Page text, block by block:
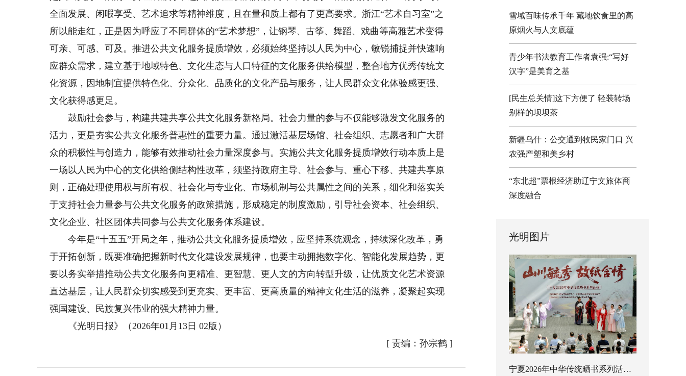
全面发展、闲暇享受、艺术追求等精神维度，且在量和质上都有了更高要求。浙江“艺术自习室”之
所以能走红，正是因为呼应了不同群体的“艺术梦想”，让钢琴、古筝、舞蹈、戏曲等高雅艺术变得
可亲、可感、可及。推进公共文化服务提质增效，必须始终坚持以人民为中心，敏锐捕捉并快速响
应群众需求，建立基于地域特色、文化生态与人口特征的文化服务供给模型，整合地方优秀传统文
化资源，因地制宜提供特色化、分众化、品质化的文化产品与服务，让人民群众文化体验感更强、
文化获得感更足。
鼓励社会参与，构建共建共享公共文化服务新格局。社会力量的参与不仅能够激发文化服务的
活力，更是夯实公共文化服务普惠性的重要力量。通过激活基层场馆、社会组织、志愿者和广大群
众的积极性与创造力，能够有效推动社会力量深度参与。实施公共文化服务提质增效行动本质上是
一场以人民为中心的文化供给侧结构性改革，须坚持政府主导、社会参与、重心下移、共建共享原
则，正确处理使用权与所有权、社会化与专业化、市场机制与公共属性之间的关系，细化和落实关
于支持社会力量参与公共文化服务的政策措施，形成稳定的制度激励，引导社会资本、社会组织、
文化企业、社区团体共同参与公共文化服务体系建设。
今年是“十五五”开局之年，推动公共文化服务提质增效，应坚持系统观念，持续深化改革，勇
于开拓创新，既要准确把握新时代文化建设发展规律，也要主动拥抱数字化、智能化发展趋势，更
要以务实举措推动公共文化服务向更精准、更智慧、更人文的方向转型升级，让优质文化艺术资源
直达基层，让人民群众切实感受到更充实、更丰富、更高质量的精神文化生活的滋养，凝聚起实现
强国建设、民族复兴伟业的强大精神力量。
《光明日报》（2026年01月13日 02版）
[ 责编：孙宗鹤]
雪域百味传承千年 藏地饮食里的高
原烟火与人文底蕴
青少年书法教育工作者袁强:“写好
汉字”是美育之基
[民生总关情]这下方便了 轻装转场
别样的坝坝茶
新疆乌什：公交通到牧民家门口 兴
农强产塑和美乡村
“东北超”票根经济助辽宁文旅体商
深度融合
光明图片
宁夏2026年中华传统晒书系列活动启幕